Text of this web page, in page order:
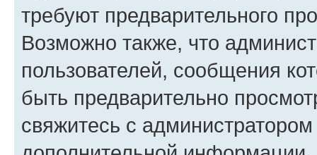
требуют предварительного
Возможно также, что
пользователей, сообщения
быть предварительно
свяжитесь с